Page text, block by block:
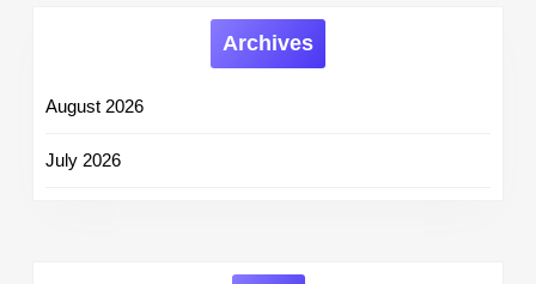
Archives
August 2026
July 2026